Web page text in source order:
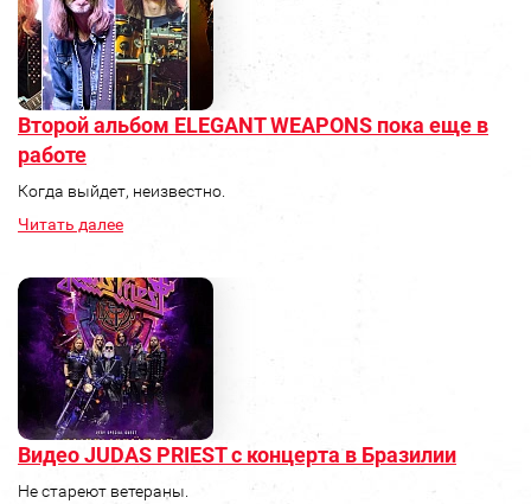
Второй альбом ELEGANT WEAPONS пока еще в
работе
Когда выйдет, неизвестно.
Читать далее
Видео JUDAS PRIEST с концерта в Бразилии
Не стареют ветераны.